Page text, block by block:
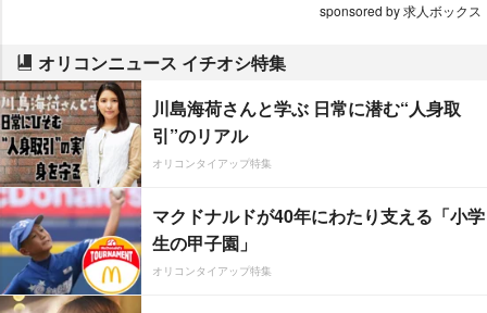
sponsored by 求人ボックス
オリコンニュース イチオシ特集
川島海荷さんと学ぶ 日常に潜む“人身取
引”のリアル
オリコンタイアップ特集
マクドナルドが40年にわたり支える「小学
生の甲子園」
オリコンタイアップ特集